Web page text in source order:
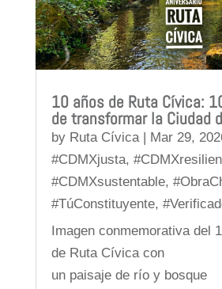
10 años de Ruta Cívica:
de transformar la Ciudad
by Ruta Cívica| Mar 29,
#CDMXjusta,
#CDMXsustentable,
#TúConstituyente,
Imagen conmemorativa del
de Ruta Cívica con
un paisaje de río y bosque